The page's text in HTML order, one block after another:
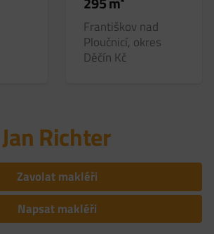
Františkov nad
Ploučnicí, okres
Děčín Kč
Jan Richter
Zavolat makléři
Napsat makléři